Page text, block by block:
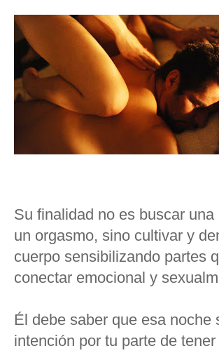
Su finalidad no es buscar
un orgasmo, sino cultivar y
cuerpo sensibilizando partes
conectar emocional y
Él debe saber que esa noche
intención por tu parte de